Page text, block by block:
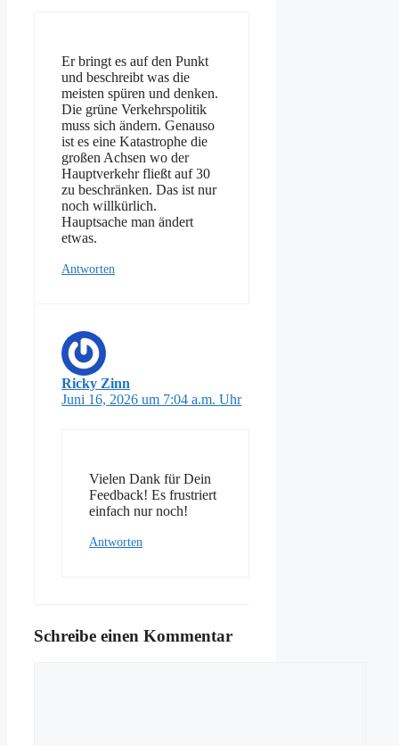
Er bringt es auf den Punkt
und beschreibt was die
meisten spüren und denken.
Die grüne Verkehrspolitik
muss sich ändern. Genauso
ist es eine Katastrophe die
großen Achsen wo der
Hauptverkehr fließt auf 30
zu beschränken. Das ist nur
noch willkürlich.
Hauptsache man ändert
etwas.
Antworten
Ricky Zinn
Juni 16, 2026 um 7:04 a.m. Uhr
Vielen Dank für Dein
Feedback! Es frustriert
einfach nur noch!
Antworten
Schreibe einen Kommentar